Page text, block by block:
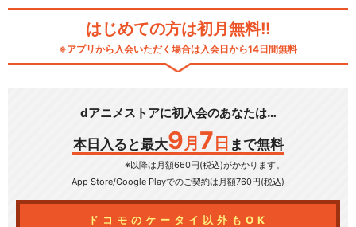
はじめての方は初月無料!!
※アプリから入会いただく場合は入会日から14日間無料
dアニメストアに初入会のあなたは…
本日入ると最大9 月 7 日 まで無料
※以降は月額660円(税込)がかかります。
App Store/Google Playでのご契約は月額760円(税込)
ドコモのケータイ以外もOK